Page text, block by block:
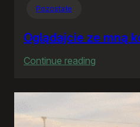
Pozostałe
Oglądajcie ze mną
Continue reading
ze
kobiecy